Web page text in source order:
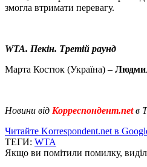
змогла втримати перевагу.
WTA. Пекін. Третій раунд
Марта Костюк (Україна) –
Новини від Корреспондент.netв
Читайте Korrespondent.net в
ТЕГИ: WTA
Якщо ви помітили помилку,